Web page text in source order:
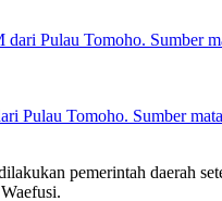
Tomoho. Sumber
pemerintah daerah